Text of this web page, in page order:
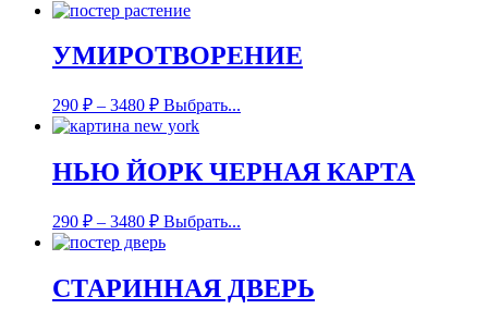
УМИРОТВОРЕНИЕ
290 ₽ – 3480 ₽ Выбрать...
НЬЮ ЙОРК ЧЕРНАЯ КАРТА
290 ₽ – 3480 ₽ Выбрать...
СТАРИННАЯ ДВЕРЬ